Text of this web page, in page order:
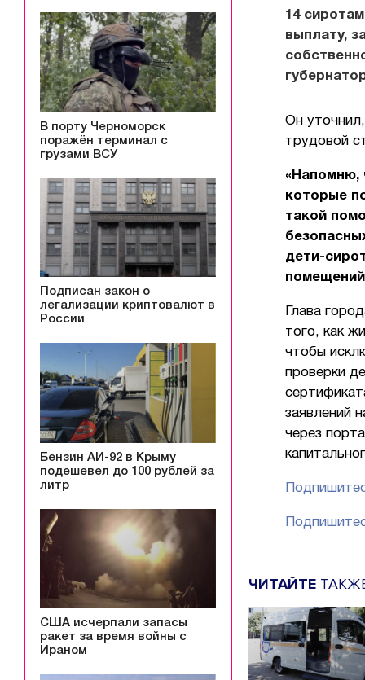
В порту Черноморск
поражён терминал с
грузами ВСУ
Подписан закон о
легализации криптовалют в
России
Бензин АИ-92 в Крыму
подешевел до 100 рублей за
литр
США исчерпали запасы
ракет за время войны с
Ираном
14
выплату,
Он
трудовой
«Напомню,
которые
такой
дети-
Глава
того, как
чтобы
проверки
заявлений
через
ЧИТАЙТЕ